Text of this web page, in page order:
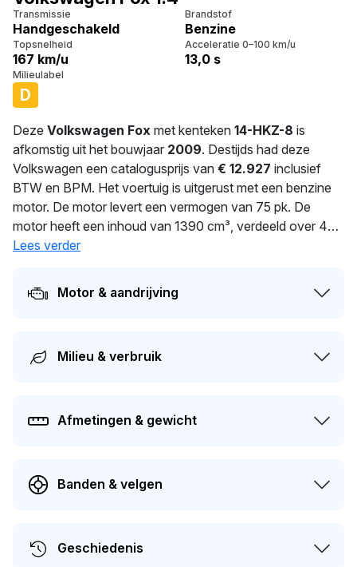
Transmissie
Handgeschakeld
Brandstof
Benzine
Topsnelheid
167 km/u
Acceleratie 0–100 km/u
13,0 s
Milieulabel
D
Deze Volkswagen Fox met kenteken 14-HKZ-8 is
afkomstig uit het bouwjaar 2009. Destijds had deze
Volkswagen een catalogusprijs van € 12.927 inclusief
BTW en BPM. Het voertuig is uitgerust met een benzine
motor. De motor levert een vermogen van 75 pk. De
motor heeft een inhoud van 1390 cm³, verdeeld over 4
cilinders. Het gemiddeld verbruik bedraagt 6.7 liter per 100
De auto wisselde in 2026 voor het laatst van eigenaar. De
APK is geldig tot 21-05-2027. Dit voertuig heeft 3
Lees verder
Motor & aandrijving
Milieu & verbruik
Afmetingen & gewicht
Banden & velgen
Geschiedenis